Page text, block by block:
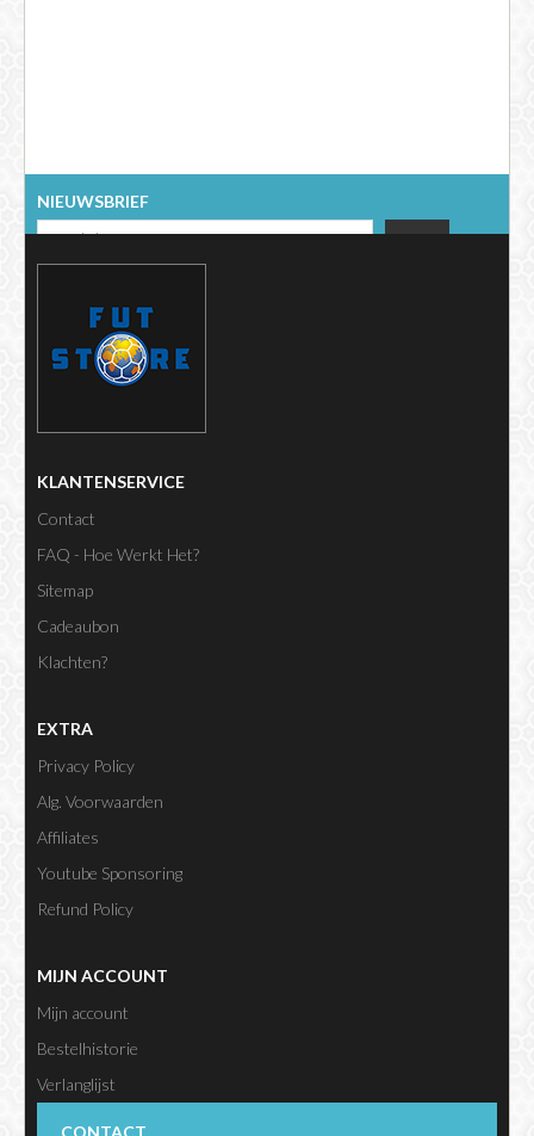
NIEUWSBRIEF
KLANTENSERVICE
Contact
FAQ - Hoe Werkt Het?
Sitemap
Cadeaubon
Klachten?
EXTRA
Privacy Policy
Alg. Voorwaarden
Affiliates
Youtube Sponsoring
Refund Policy
MIJN ACCOUNT
Mijn account
Bestelhistorie
Verlanglijst
CONTACT